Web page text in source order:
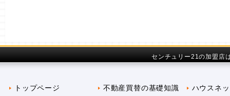
センチュリー21の加盟店
トップページ
不動産買替の基礎知識
ハウスネ